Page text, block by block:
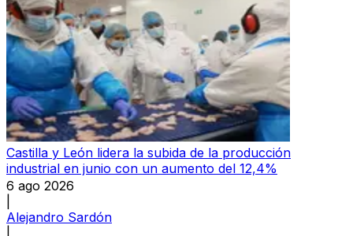
Castilla y León lidera la subida de la producción
industrial en junio con un aumento del 12,4%
6 ago 2026
Alejandro Sardón